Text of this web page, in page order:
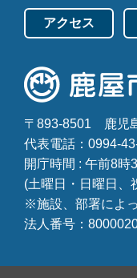
アクセス
〒893-8501
鹿児
代表電話：0994-
開庁時間 : 午前8時
(土曜日・日曜日、
※施設、部署によ
法人番号：